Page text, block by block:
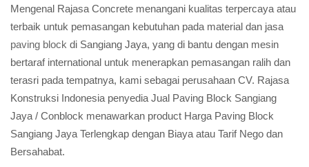
Mengenal Rajasa Concrete menangani kualitas terpercaya atau
terbaik untuk pemasangan kebutuhan pada material dan jasa
paving block di Sangiang Jaya, yang di bantu dengan mesin
bertaraf international untuk menerapkan pemasangan ralih dan
terasri pada tempatnya, kami sebagai perusahaan CV. Rajasa
Konstruksi Indonesia penyedia Jual Paving Block Sangiang
Jaya / Conblock menawarkan product Harga Paving Block
Sangiang Jaya Terlengkap dengan Biaya atau Tarif Nego dan
Bersahabat.